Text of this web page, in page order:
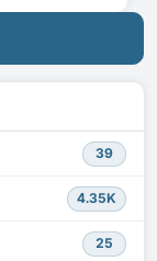
39
4.35K
25